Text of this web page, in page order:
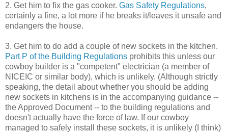
2. Get him to fix the gas cooker. Gas Safety Regulations,
certainly a fine, a lot more if he breaks it/leaves it unsafe and
endangers the house.
3. Get him to do add a couple of new sockets in the kitchen.
Part P of the Building Regulations prohibits this unless our
cowboy builder is a "competent" electrician (a member of
NICEIC or similar body), which is unlikely. (Although strictly
speaking, the detail about whether you should be adding
new sockets in kitchens is in the accompanying guidance --
the Approved Document -- to the building regulations and
doesn't actually have the force of law. If our cowboy
managed to safely install these sockets, it is unlikely (I think)